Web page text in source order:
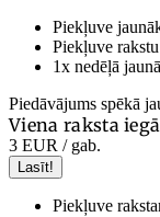
Piekļuve
Piekļuve
1x nedēļā
Piedāvājums spēkā
Viena raksta
3 EUR / gab.
Lasīt!
Piekļuve